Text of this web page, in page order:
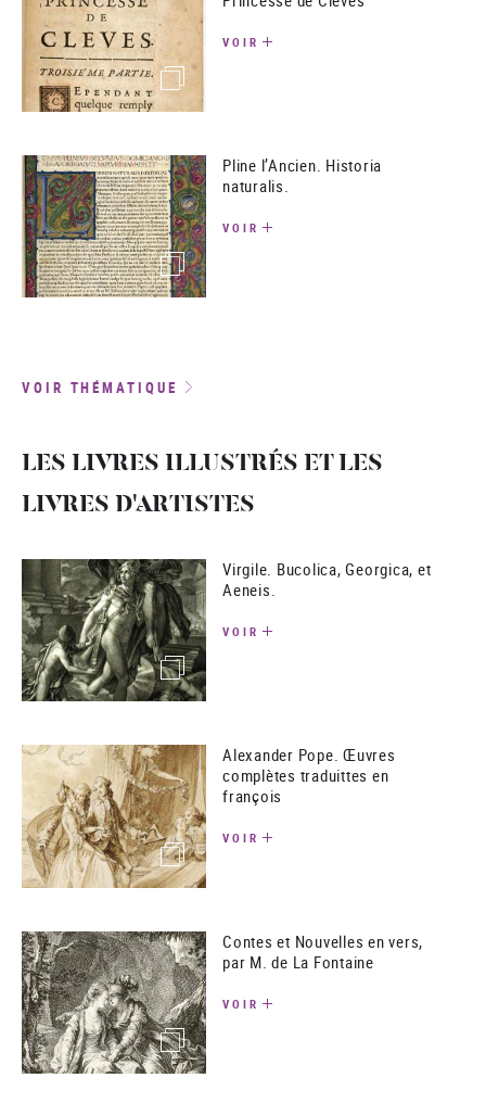
(image)
VOIR
(image)
Pline l’Ancien. Historia
naturalis.
VOIR
VOIR THÉMATIQUE
LES LIVRES ILLUSTRÉS ET LES
LIVRES D'ARTISTES
(image)
Virgile. Bucolica, Georgica, et
Aeneis.
VOIR
(image)
Alexander Pope. Œuvres
complètes traduittes en
françois
VOIR
(image)
Contes et Nouvelles en vers,
par M. de La Fontaine
VOIR